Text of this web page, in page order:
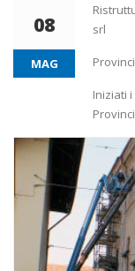
08
MAG
srl
Iniziati